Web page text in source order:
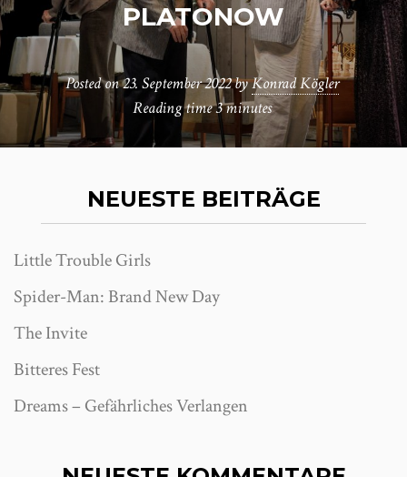
PLATONOW
Posted on23. September 2022byKonrad Kögler
Reading time3 minutes
NEUESTE BEITRÄGE
Little Trouble Girls
Spider-Man: Brand New Day
The Invite
Bitteres Fest
Dreams – Gefährliches Verlangen